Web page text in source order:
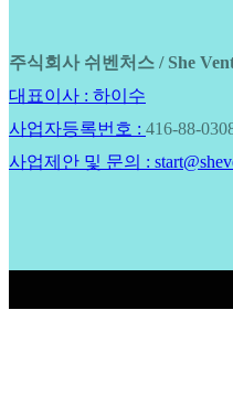
주식회사 쉬벤처스 / She
대표이사 : 하이수
사업자등록번호 : 416-88-
사업제안 및 문의 :